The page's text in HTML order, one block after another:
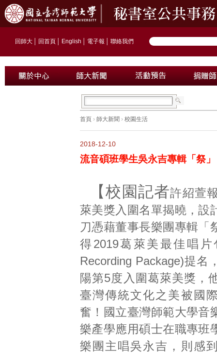
回師大 回首頁 English 電子報 聯絡我們
首頁 › 師大新聞 › 校園生活
2018-12-10
流音碩班學生吳永吉專輯「祭
【校園記者許紹萱
萊美獎入圍名單揭曉，設
刀憑藉董事長樂團專輯「
得2019葛萊美最佳唱片
Recording Package)提名
陽第5度入圍葛萊美獎，
臺灣傳統文化之美被國
奮！國立臺灣師範大學音
樂產學應用碩士在職專班
樂團主唱吳永吉，則感